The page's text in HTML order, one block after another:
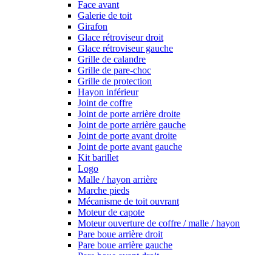
Face avant
Galerie de toit
Girafon
Glace rétroviseur droit
Glace rétroviseur gauche
Grille de calandre
Grille de pare-choc
Grille de protection
Hayon inférieur
Joint de coffre
Joint de porte arrière droite
Joint de porte arrière gauche
Joint de porte avant droite
Joint de porte avant gauche
Kit barillet
Logo
Malle / hayon arrière
Marche pieds
Mécanisme de toit ouvrant
Moteur de capote
Moteur ouverture de coffre / malle / hayon
Pare boue arrière droit
Pare boue arrière gauche